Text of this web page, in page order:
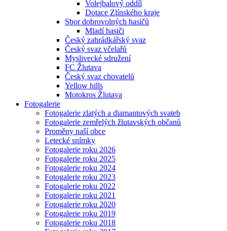
Volejbalový oddíl
Dotace Zlínského kraje
Sbor dobrovolných hasičů
Mladí hasiči
Český zahrádkářský svaz
Český svaz včelařů
Myslivecké sdružení
FC Žlutava
Český svaz chovatelů
Yellow hills
Motokros Žlutava
Fotogalerie
Fotogalerie zlatých a diamantových svateb
Fotogalerie zemřelých žlutavských občanů
Proměny naší obce
Letecké snímky
Fotogalerie roku 2026
Fotogalerie roku 2025
Fotogalerie roku 2024
Fotogalerie roku 2023
Fotogalerie roku 2022
Fotogalerie roku 2021
Fotogalerie roku 2020
Fotogalerie roku 2019
Fotogalerie roku 2018